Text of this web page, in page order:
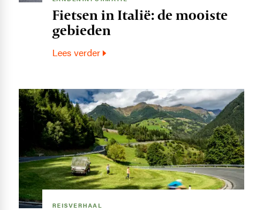
Fietsen in Italië: de mooiste
gebieden
Lees verder
Image
REISVERHAAL